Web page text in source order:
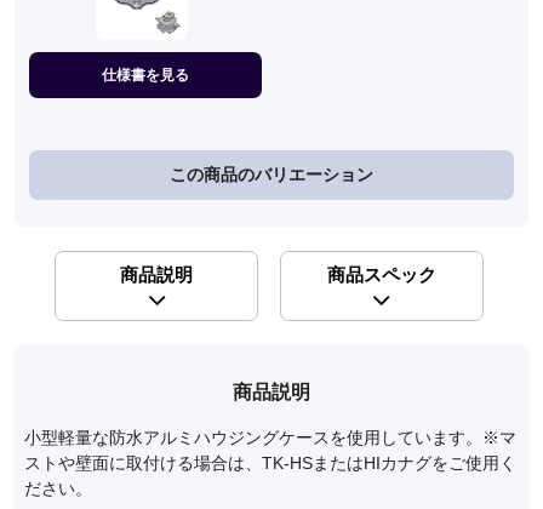
仕様書を見る
この商品のバリエーション
商品説明 商品スペック
商品説明
小型軽量な防水アルミハウジングケースを使用しています。※マ
ストや壁面に取付ける場合は、TK-HSまたはHIカナグをご使用く
ださい。